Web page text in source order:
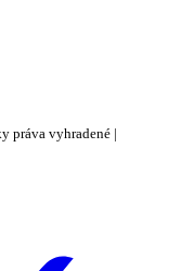
práva vyhradené |